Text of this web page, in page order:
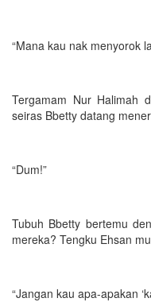
“Mana kau nak menyorok
Tergamam Nur Halimah
seiras Bbetty datang
“Dum!”
Tubuh Bbetty bertemu
mereka? Tengku Ehsan
“Jangan kau apa-apakan